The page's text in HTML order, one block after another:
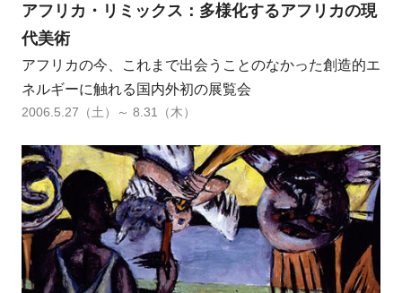
アフリカ・リミックス：多様化するアフリカの現
代美術
アフリカの今、これまで出会うことのなかった創造的エ
ネルギーに触れる国内外初の展覧会
2006.5.27（土）～ 8.31（木）